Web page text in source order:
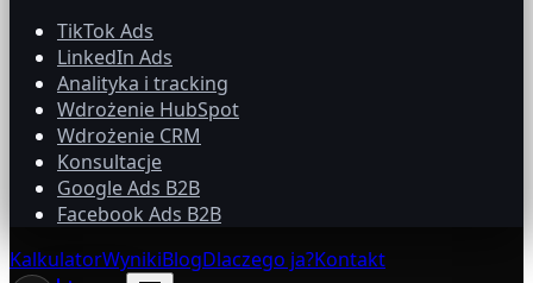
TikTok Ads
LinkedIn Ads
Analityka i tracking
Wdrożenie HubSpot
Wdrożenie CRM
Konsultacje
Google Ads B2B
Facebook Ads B2B
KalkulatorWynikiBlogDlaczego ja?Kontakt